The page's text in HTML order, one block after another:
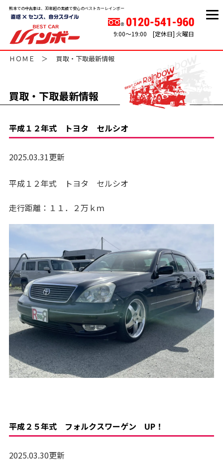
熊本での中古車は、30年超の実績で安心のベストカーレインボー
9:00～19:00 [定休日] 火曜日
ＨＯＭＥ 買取・下取最新情報
買取・下取最新情報
平成１２年式 トヨタ セルシオ
2025.03.31更新
平成１２年式 トヨタ セルシオ
走行距離：１１．２万ｋｍ
平成２５年式 フォルクスワーゲン UP！
2025.03.30更新